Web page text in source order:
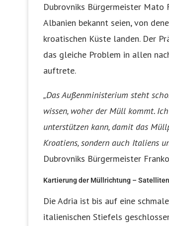
Dubrovniks Bürgermeister Mato
Albanien bekannt seien, von
kroatischen Küste landen. Der
das gleiche Problem in allen
auftrete.
„Das Außenministerium steht
wissen, woher der Müll kommt.
unterstützen kann, damit das
Kroatiens, sondern auch Italiens
Dubrovniks Bürgermeister
Kartierung der Müllrichtung –
Die Adria ist bis auf eine
italienischen Stiefels